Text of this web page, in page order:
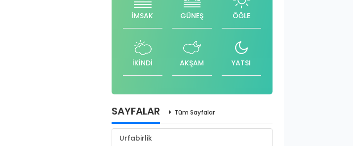
İMSAK GÜNEŞ ÖĞLE
İKİNDİ AKŞAM YATSI
SAYFALAR Tüm Sayfalar
Urfabirlik